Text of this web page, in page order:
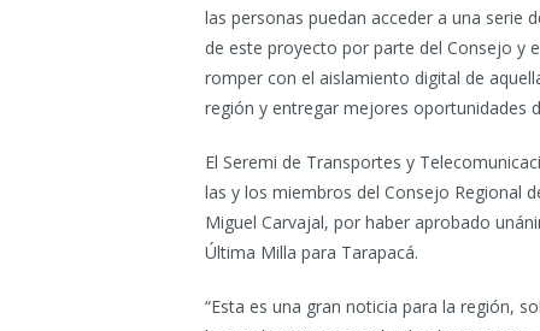
las personas puedan acceder a una serie
de este proyecto por parte del Consejo y
romper con el aislamiento digital de
región y entregar mejores oportunidades
El Seremi de Transportes y
las y los miembros del Consejo Regional
Miguel Carvajal, por haber aprobado
Última Milla para Tarapacá.
“Esta es una gran noticia para la región,